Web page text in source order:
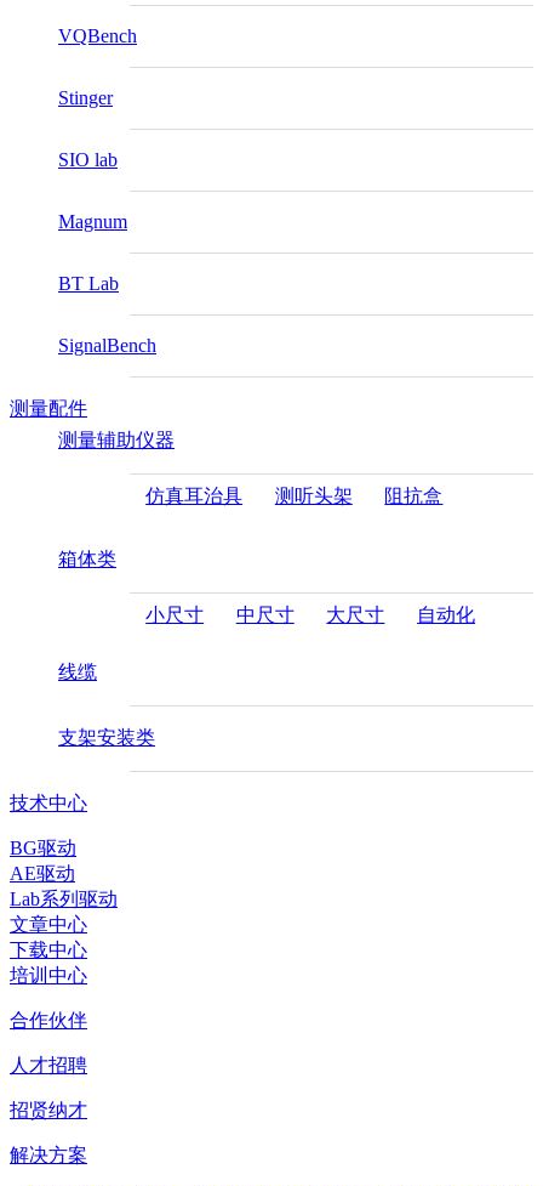
VQBench
Stinger
SIO lab
Magnum
BT Lab
SignalBench
测量配件
测量辅助仪器
仿真耳治具 测听头架 阻抗盒
箱体类
小尺寸 中尺寸 大尺寸 自动化
线缆
支架安装类
技术中心
BG驱动
AE驱动
Lab系列驱动
文章中心
下载中心
培训中心
合作伙伴
人才招聘
招贤纳才
解决方案